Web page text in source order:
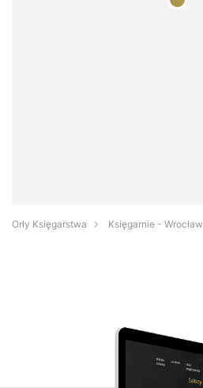
Orły Księgarstwa Księgarnie - Wrocław